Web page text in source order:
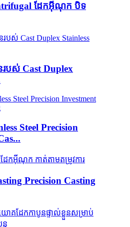
ដែកអ៊ីណុក បិទ
នរបស់ Cast Duplex
Steel Precision
Precision Casting